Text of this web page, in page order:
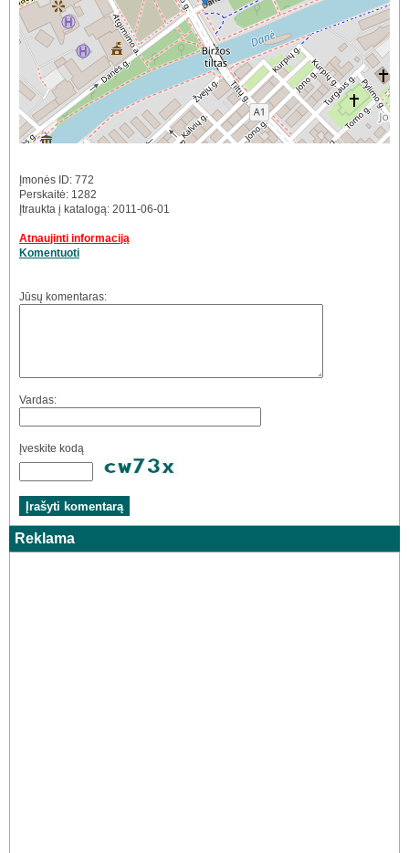
Įmonės ID: 772
Perskaitė: 1282
Įtraukta į katalogą: 2011-06-01
Atnaujinti informaciją
Komentuoti
Jūsų komentaras:
Vardas:
Įveskite kodą
Reklama